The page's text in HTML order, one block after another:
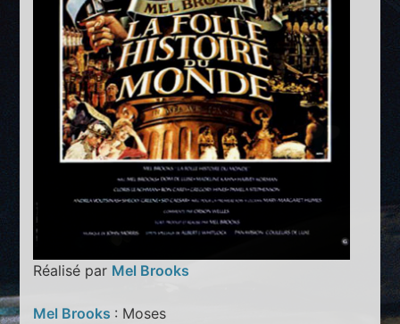
Réalisé par Mel Brooks
Mel Brooks : Moses